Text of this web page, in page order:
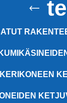
KETJU